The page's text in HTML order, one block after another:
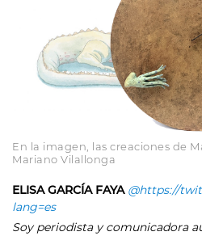
En la imagen, las creaciones de
Mariano Vilallonga
ELISA GARCÍA FAYA @https://
lang=es
Soy periodista y comunicadora